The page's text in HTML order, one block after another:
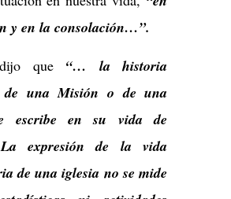
y en la consolación…”.
que “… la historia
de una Misión o de una
escribe en su vida de
expresión de la vida
de una iglesia no se mide